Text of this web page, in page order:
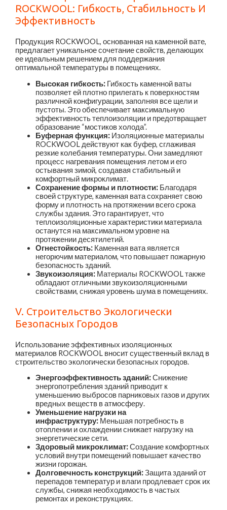
ROCKWOOL: Гибкость, Стабильность И
Эффективность
Продукция ROCKWOOL, основанная на каменной вате,
предлагает уникальное сочетание свойств, делающих
ее идеальным решением для поддержания
оптимальной температуры в помещениях.
Высокая гибкость: Гибкость каменной ваты
позволяет ей плотно прилегать к поверхностям
различной конфигурации, заполняя все щели и
пустоты. Это обеспечивает максимальную
эффективность теплоизоляции и предотвращает
образование “мостиков холода”.
Буферная функция: Изоляционные материалы
ROCKWOOL действуют как буфер, сглаживая
резкие колебания температуры. Они замедляют
процесс нагревания помещения летом и его
остывания зимой, создавая стабильный и
комфортный микроклимат.
Сохранение формы и плотности: Благодаря
своей структуре, каменная вата сохраняет свою
форму и плотность на протяжении всего срока
службы здания. Это гарантирует, что
теплоизоляционные характеристики материала
останутся на максимальном уровне на
протяжении десятилетий.
Огнестойкость: Каменная вата является
негорючим материалом, что повышает пожарную
безопасность зданий.
Звукоизоляция: Материалы ROCKWOOL также
обладают отличными звукоизоляционными
свойствами, снижая уровень шума в помещениях.
V. Строительство Экологически
Безопасных Городов
Использование эффективных изоляционных
материалов ROCKWOOL вносит существенный вклад в
строительство экологически безопасных городов.
Энергоэффективность зданий:Снижение
энергопотребления зданий приводит к
уменьшению выбросов парниковых газов и других
вредных веществ в атмосферу.
Уменьшение нагрузки на
инфраструктуру: Меньшая потребность в
отоплении и охлаждении снижает нагрузку на
энергетические сети.
Здоровый микроклимат:Создание комфортных
условий внутри помещений повышает качество
жизни горожан.
Долговечность конструкций:Защита зданий от
перепадов температур и влаги продлевает срок их
службы, снижая необходимость в частых
ремонтах и реконструкциях.